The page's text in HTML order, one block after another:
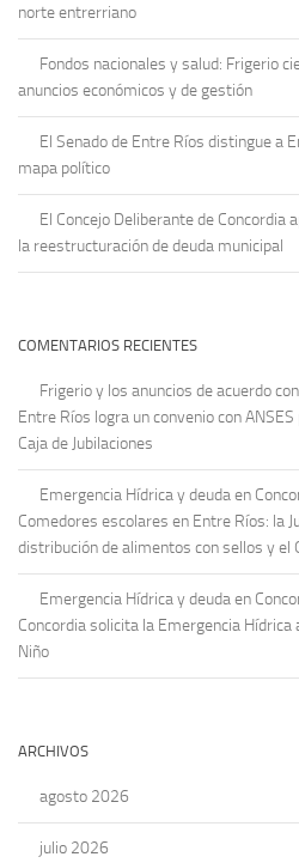
norte entrerriano
Fondos nacionales y salud: Frigerio
anuncios económicos y de gestión
El Senado de Entre Ríos distingue a
mapa político
El Concejo Deliberante de Concordia
la reestructuración de deuda municipal
COMENTARIOS RECIENTES
Frigerio y los anuncios de acuerdo
Entre Ríos logra un convenio con
Caja de Jubilaciones
Emergencia Hídrica y deuda en
Comedores escolares en Entre Ríos: la
distribución de alimentos con sellos y el
Emergencia Hídrica y deuda en
Concordia solicita la Emergencia Hídrica
Niño
ARCHIVOS
agosto 2026
julio 2026